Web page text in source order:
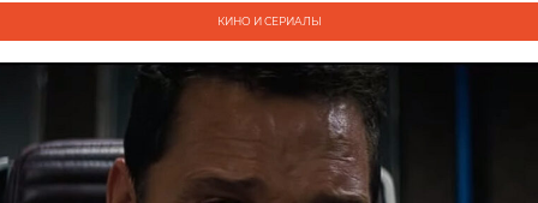
КИНО И СЕРИАЛЫ